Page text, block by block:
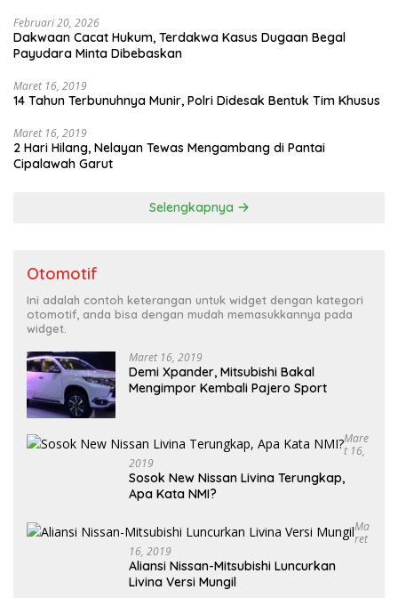
Februari 20, 2026
Dakwaan Cacat Hukum, Terdakwa Kasus Dugaan Begal
Payudara Minta Dibebaskan
Maret 16, 2019
14 Tahun Terbunuhnya Munir, Polri Didesak Bentuk Tim Khusus
Maret 16, 2019
2 Hari Hilang, Nelayan Tewas Mengambang di Pantai
Cipalawah Garut
Selengkapnya
Otomotif
Ini adalah contoh keterangan untuk widget dengan kategori
otomotif, anda bisa dengan mudah memasukkannya pada
widget.
Maret 16, 2019
Demi Xpander, Mitsubishi Bakal
Mengimpor Kembali Pajero Sport
Mare
T 16,
2019
Sosok New Nissan Livina Terungkap,
Apa Kata NMI?
Ma
Ret
16, 2019
Aliansi Nissan-Mitsubishi Luncurkan
Livina Versi Mungil